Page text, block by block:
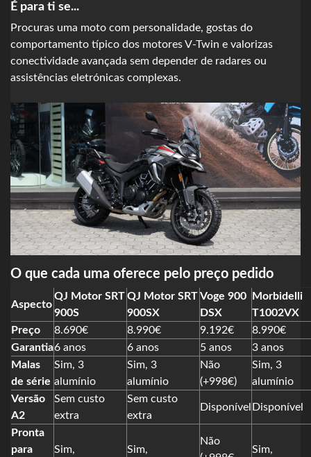
É para ti se...
Procuras uma moto com personalidade, gostas do
comportamento típico dos motores V-Twin e valorizas
conectividade avançada sem depender de radares ou
assistências eletrónicas complexas.
O que cada uma oferece pelo preço pedido
Aspecto
QJ Motor SRT
900S
QJ Motor SRT
900SX
Voge 900
DSX
Morbidelli
T1002VX
Preço
8.690€ 8.990€ 9.192€
8.990€
Garantia6 anos 6 anos 5 anos
3 anos
Malas
de série
Sim, 3
alumínio
Sim, 3
alumínio
Não
(+998€)
Sim, 3
alumínio
Versão
A2
Sem custo
extra
Sem custo
extra
Disponível Disponível
Pronta
para
Sim,
Sim,
Não
Sim,